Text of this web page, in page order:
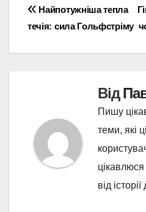
Навігація
Найпотужніша тепла
течія: сила Гольфстріму
Від
Пишу
теми, які
від